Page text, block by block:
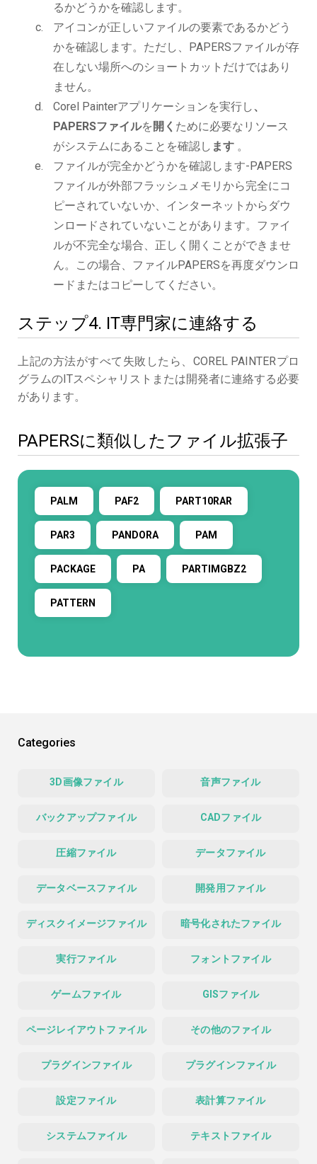
るかどうかを確認します。
アイコンが正しいファイルの要素であるかどう
かを確認します。ただし、PAPERSファイルが存
在しない場所へのショートカットだけではあり
ません。
Corel Painterアプリケーションを実行し、
PAPERSファイルを 開く ために必要なリソース
がシステムにあることを確認し ます 。
ファイルが完全かどうかを確認します-PAPERS
ファイルが外部フラッシュメモリから完全にコ
ピーされていないか、インターネットからダウ
ンロードされていないことがあります。ファイ
ルが不完全な場合、正しく開くことができませ
ん。この場合、ファイルPAPERSを再度ダウンロ
ードまたはコピーしてください。
ステップ4. IT専門家に連絡する
上記の方法がすべて失敗したら、COREL PAINTERプロ
グラムのITスペシャリストまたは開発者に連絡する必要
があります。
PAPERSに類似したファイル拡張子
PALM PAF2 PART10RAR
PAR3 PANDORA PAM
PACKAGE PA PARTIMGBZ2
PATTERN
Categories
3D画像ファイル 音声ファイル
バックアップファイル CADファイル
圧縮ファイル データファイル
データベースファイル 開発用ファイル
ディスクイメージファイル 暗号化されたファイル
実行ファイル フォントファイル
ゲームファイル GISファイル
ページレイアウトファイル その他のファイル
プラグインファイル プラグインファイル
設定ファイル 表計算ファイル
システムファイル テキストファイル